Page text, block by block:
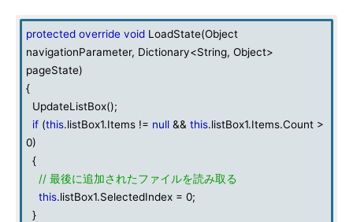
protected override void LoadState(Object
navigationParameter, Dictionary<String, Object>
pageState)
{
UpdateListBox();
if (this.listBox1.Items != null && this.listBox1.Items.Count >
0)
{
// 最後に追加されたファイルを読み取る
this.listBox1.SelectedIndex = 0;
}